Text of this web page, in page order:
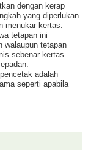
dengan kerap
yang diperlukan
menukar kertas.
tetapan ini
walaupun tetapan
sebenar kertas
adalah
seperti apabila